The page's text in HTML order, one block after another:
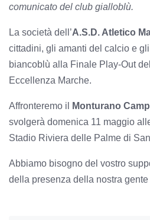
comunicato del club gialloblù.
La società dell’A.S.D. Atletico
cittadini, gli amanti del calcio e
biancoblù alla Finale Play-Out
Eccellenza Marche.
Affronteremo il Monturano
svolgerà domenica 11 maggio
Stadio Riviera delle Palme di
Abbiamo bisogno del vostro
della presenza della nostra